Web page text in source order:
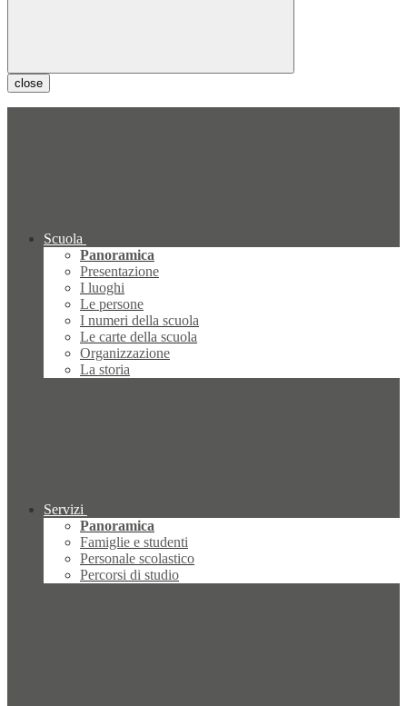
close
Scuola
Panoramica
Presentazione
I luoghi
Le persone
I numeri della scuola
Le carte della scuola
Organizzazione
La storia
Servizi
Panoramica
Famiglie e studenti
Personale scolastico
Percorsi di studio